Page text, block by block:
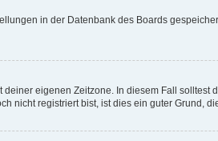
in der Datenbank des Boards
eigenen Zeitzone. In diesem Fall
nicht registriert bist, ist dies ein guter Grund,